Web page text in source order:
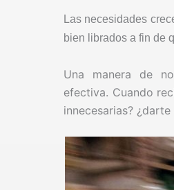
Las necesidades
bien librados a fin de
Una manera de
efectiva. Cuando
innecesarias?